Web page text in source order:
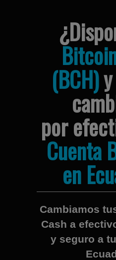
(BCH)y
por
Cuenta
en
Cambiamos
Cash a
y seguro a